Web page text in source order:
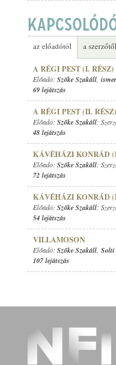
az előadótól a szerzőtől
A RÉGI PEST (I. RÉSZ)
Előadó: Szőke Szakáll,
69 lejátszás
A RÉGI PEST (II. RÉSZ)
Előadó: Szőke Szakáll;
48 lejátszás
KÁVÉHÁZI KONRÁD
Előadó: Szőke Szakáll;
72 lejátszás
KÁVÉHÁZI KONRÁD
Előadó: Szőke Szakáll;
54 lejátszás
VILLAMOSON
Előadó: Szőke Szakáll, Solti
107 lejátszás